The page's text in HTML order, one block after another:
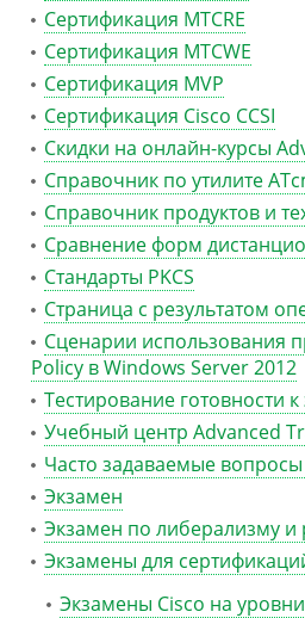
Сертификация MTCRE
Сертификация MTCWE
Сертификация MVP
Сертификация Сisco CCSI
Скидки на онлайн-курсы
Справочник по утилите
Справочник продуктов и
Сравнение форм
Стандарты PKCS
Страница с результатом
Сценарии использования
Policy в Windows Server 2012
Тестирование готовности
Учебный центр Advanced
Часто задаваемые вопросы
Экзамен
Экзамен по либерализму и
Экзамены для
Экзамены Cisco на уровни